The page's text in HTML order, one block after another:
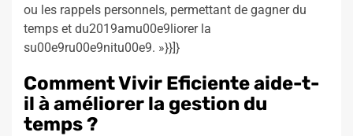
ou les rappels personnels, permettant de gagner du
temps et du2019amu00e9liorer la
su00e9ru00e9nitu00e9. »}}]}
Comment Vivir Eficiente aide-t-
il à améliorer la gestion du
temps ?